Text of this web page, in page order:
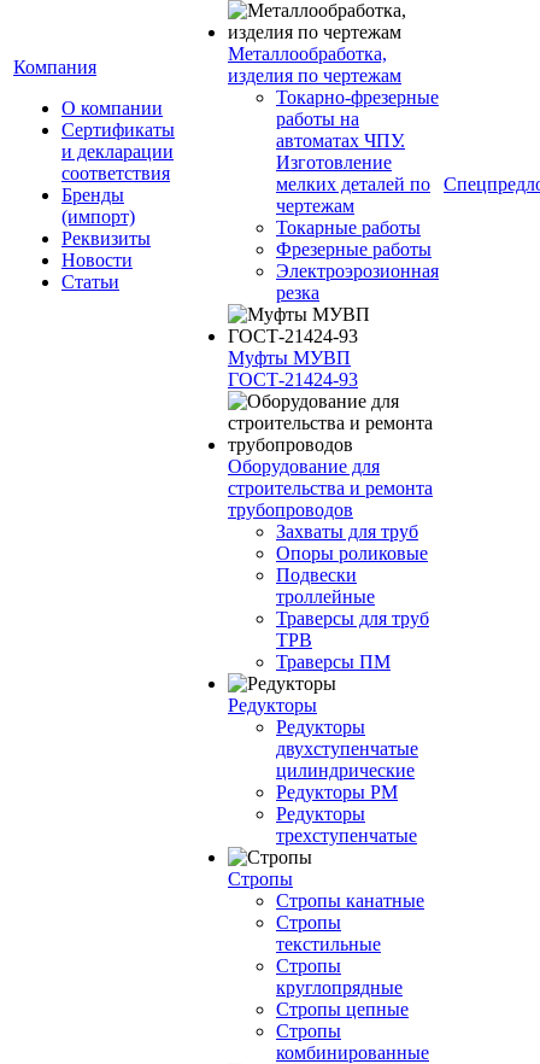
Компания
О компании
Сертификаты
и декларации
соответствия
Бренды
(импорт)
Реквизиты
Новости
Статьи
Металлообработка,
изделия по чертежам
Токарно-фрезерные
работы на
автоматах ЧПУ.
Изготовление
мелких деталей по
чертежам
Токарные работы
Фрезерные работы
Электроэрозионная
резка
Муфты МУВП
ГОСТ-21424-93
Оборудование для
строительства и ремонта
трубопроводов
Захваты для труб
Опоры роликовые
Подвески
троллейные
Траверсы для труб
ТРВ
Траверсы ПМ
Редукторы
Редукторы
двухступенчатые
цилиндрические
Редукторы РМ
Редукторы
трехступенчатые
Стропы
Стропы канатные
Стропы
текстильные
Стропы
круглопрядные
Стропы цепные
Стропы
комбинированные